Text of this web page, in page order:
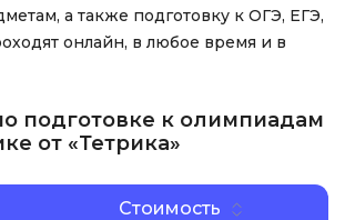
а также подготовку к ОГЭ, ЕГЭ,
онлайн, в любое время и в
подготовке к олимпиадам
от «Тетрика»
Стоимость